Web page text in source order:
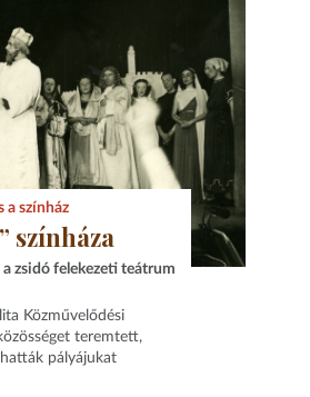
a színház
színháza
zsidó felekezeti teátrum
Közművelődési
teremtett,
pályájukat